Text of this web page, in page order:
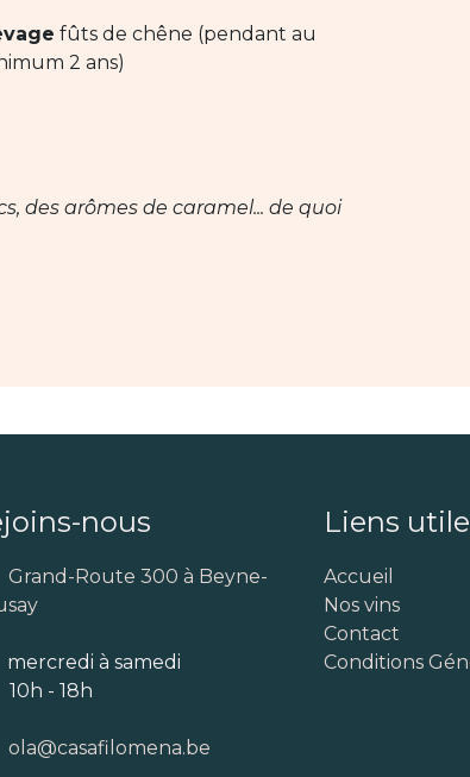
fûts de chêne (pendant au
2 ans)
des arômes de caramel... de quoi
Liens
Accueil
Nos vins
Contact
Conditions
nous
Grand-Route 300 à Beyne-
à samedi
- 18h
ola@casafilomena.be